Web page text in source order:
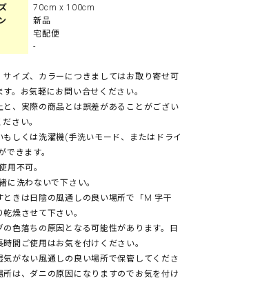
70cm x 100cm
新品
宅配便
-
イズ、カラーにつきましてはお取り寄せ可
。お気軽にお問い合せください。
、実際の商品とは誤差があることがござい
さい。
しくは洗濯機(手洗いモード、またはドライ
できます。
用不可。
に洗わないで下さい。
きは日陰の風通しの良い場所で「M 字干
燥させて下さい。
色落ちの原因となる可能性があります。日
間ご使用はお気を付けください。
がない風通しの良い場所で保管してくださ
所は、ダニの原因になりますのでお気を付け